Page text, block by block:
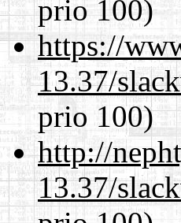
prio 100)
https://
13.37/
prio 100)
http://
13.37/